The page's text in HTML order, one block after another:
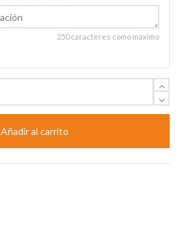
250 caracteres como máximo
Añadir al carrito